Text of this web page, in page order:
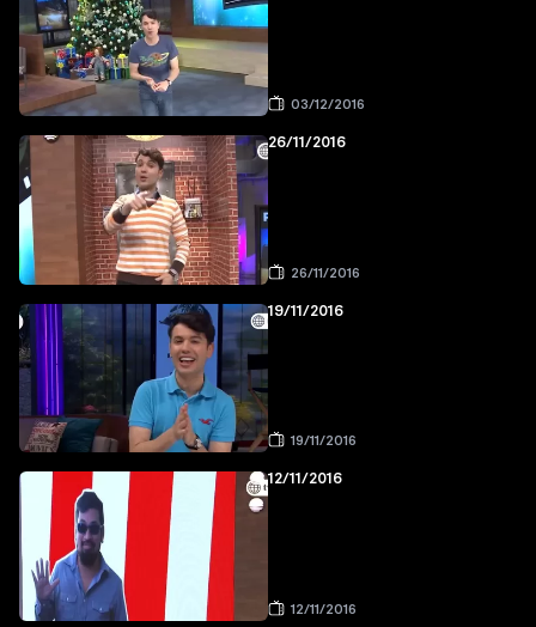
03/12/2016
26/11/2016
26/11/2016
19/11/2016
19/11/2016
12/11/2016
12/11/2016